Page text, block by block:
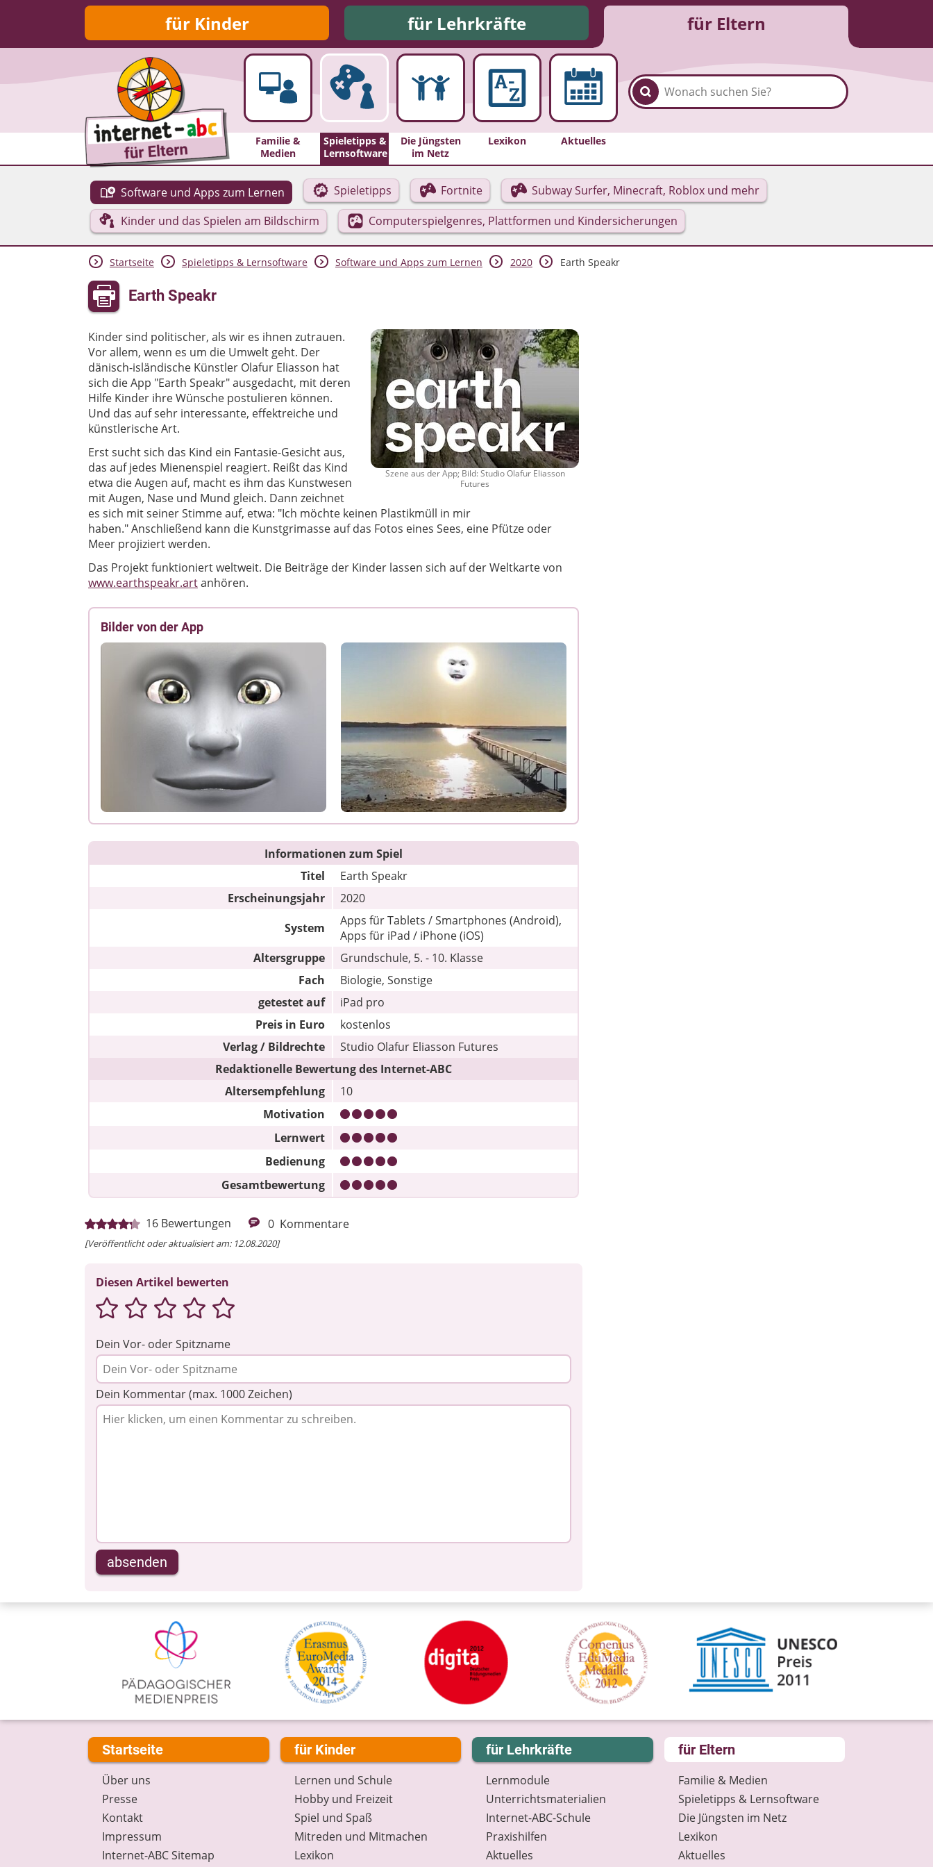
für Kinder für Lehrkräfte für Eltern
Familie &
Medien
Spieletipps &
Lernsoftware
Die Jüngsten
im Netz
Lexikon Aktuelles
Software und Apps zum Lernen Spieletipps Fortnite
Subway Surfer, Minecraft, Roblox und mehr
Kinder und das Spielen am Bildschirm
Computerspielgenres, Plattformen und Kindersicherungen
Startseite Spieletipps & Lernsoftware Software und Apps zum Lernen 2020 Earth Speakr
Earth Speakr
Szene aus der App; Bild: Studio Olafur Eliasson
Futures
Kinder sind politischer, als wir es ihnen zutrauen.
Vor allem, wenn es um die Umwelt geht. Der
dänisch-isländische Künstler Olafur Eliasson hat
sich die App "Earth Speakr" ausgedacht, mit deren
Hilfe Kinder ihre Wünsche postulieren können.
Und das auf sehr interessante, effektreiche und
künstlerische Art.
Erst sucht sich das Kind ein Fantasie-Gesicht aus,
das auf jedes Mienenspiel reagiert. Reißt das Kind
etwa die Augen auf, macht es ihm das Kunstwesen
mit Augen, Nase und Mund gleich. Dann zeichnet
es sich mit seiner Stimme auf, etwa: "Ich möchte keinen Plastikmüll in mir
haben." Anschließend kann die Kunstgrimasse auf das Fotos eines Sees, eine Pfütze oder
Meer projiziert werden.
Das Projekt funktioniert weltweit. Die Beiträge der Kinder lassen sich auf der Weltkarte von
www.earthspeakr.artanhören.
Bilder von der App
Informationen zum Spiel
Titel
Earth Speakr
Erscheinungsjahr
2020
System
Apps für Tablets / Smartphones (Android),
Apps für iPad / iPhone (iOS)
Altersgruppe
Grundschule, 5. - 10. Klasse
Fach
Biologie, Sonstige
getestet auf
iPad pro
Preis in Euro
kostenlos
Verlag / Bildrechte
Studio Olafur Eliasson Futures
Redaktionelle Bewertung des Internet-ABC
Altersempfehlung
10
Motivation
Lernwert
Bedienung
Gesamtbewertung
16 Bewertungen 0 Kommentare
[Veröffentlicht oder aktualisiert am: 12.08.2020]
Diesen Artikel bewerten
Dein Vor- oder Spitzname
Dein Kommentar (max. 1000 Zeichen)
absenden
Startseite
Über uns
Presse
Kontakt
Impressum
Internet-ABC Sitemap
für Kinder
Lernen und Schule
Hobby und Freizeit
Spiel und Spaß
Mitreden und Mitmachen
Lexikon
für Lehrkräfte
Lernmodule
Unterrichts­materialien
Internet-ABC-Schule
Praxishilfen
Aktuelles
für Eltern
Familie & Medien
Spieletipps & Lernsoftware
Die Jüngsten im Netz
Lexikon
Aktuelles